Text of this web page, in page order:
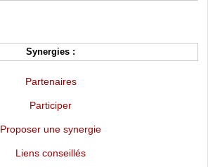
Synergies :
Partenaires
Participer
Proposer une synergie
Liens conseillés